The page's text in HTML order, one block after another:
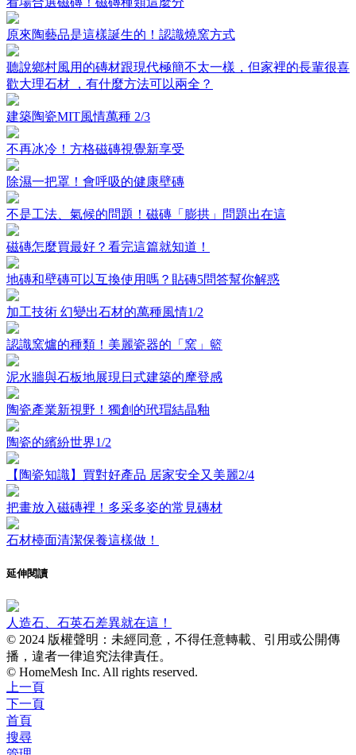
原來陶藝品是這樣誕生的！認識燒窯方式
聽說鄉村風用的磚材跟現代極簡不太一樣，但家裡的長輩很喜
歡大理石材 ，有什麼方法可以兩全？
建築陶瓷MIT風情萬種 2/3
不再冰冷！方格磁磚視覺新享受
除濕一把罩！會呼吸的健康壁磚
不是工法、氣候的問題！磁磚「膨拱」問題出在這
磁磚怎麼買最好？看完這篇就知道！
地磚和壁磚可以互換使用嗎？貼磚5問答幫你解惑
加工技術 幻變出石材的萬種風情1/2
認識窯爐的種類！美麗瓷器的「窯」籃
泥水牆與石板地展現日式建築的摩登感
陶瓷產業新視野！獨創的玳瑁結晶釉
陶瓷的繽紛世界1/2
【陶瓷知識】買對好產品 居家安全又美麗2/4
把畫放入磁磚裡！多采多姿的常見磚材
石材檯面清潔保養這樣做！
延伸閱讀
人造石、石英石差異就在這！
© 2024 版權聲明：未經同意，不得任意轉載、引用或公開傳
播，違者一律追究法律責任。
© HomeMesh Inc. All rights reserved.
上一頁
下一頁
首頁
搜尋